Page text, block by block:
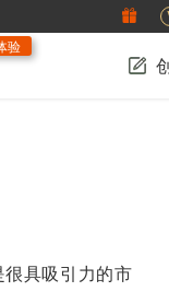
验
很具吸引力的市